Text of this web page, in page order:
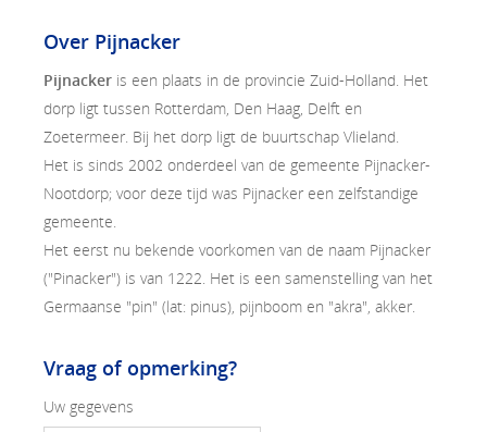
Over Pijnacker
Pijnacker is een plaats in de provincie Zuid-Holland. Het
dorp ligt tussen Rotterdam, Den Haag, Delft en
Zoetermeer. Bij het dorp ligt de buurtschap Vlieland.
Het is sinds 2002 onderdeel van de gemeente Pijnacker-
Nootdorp; voor deze tijd was Pijnacker een zelfstandige
gemeente.
Het eerst nu bekende voorkomen van de naam Pijnacker
("Pinacker") is van 1222. Het is een samenstelling van het
Germaanse "pin" (lat: pinus), pijnboom en "akra", akker.
Vraag of opmerking?
Uw gegevens